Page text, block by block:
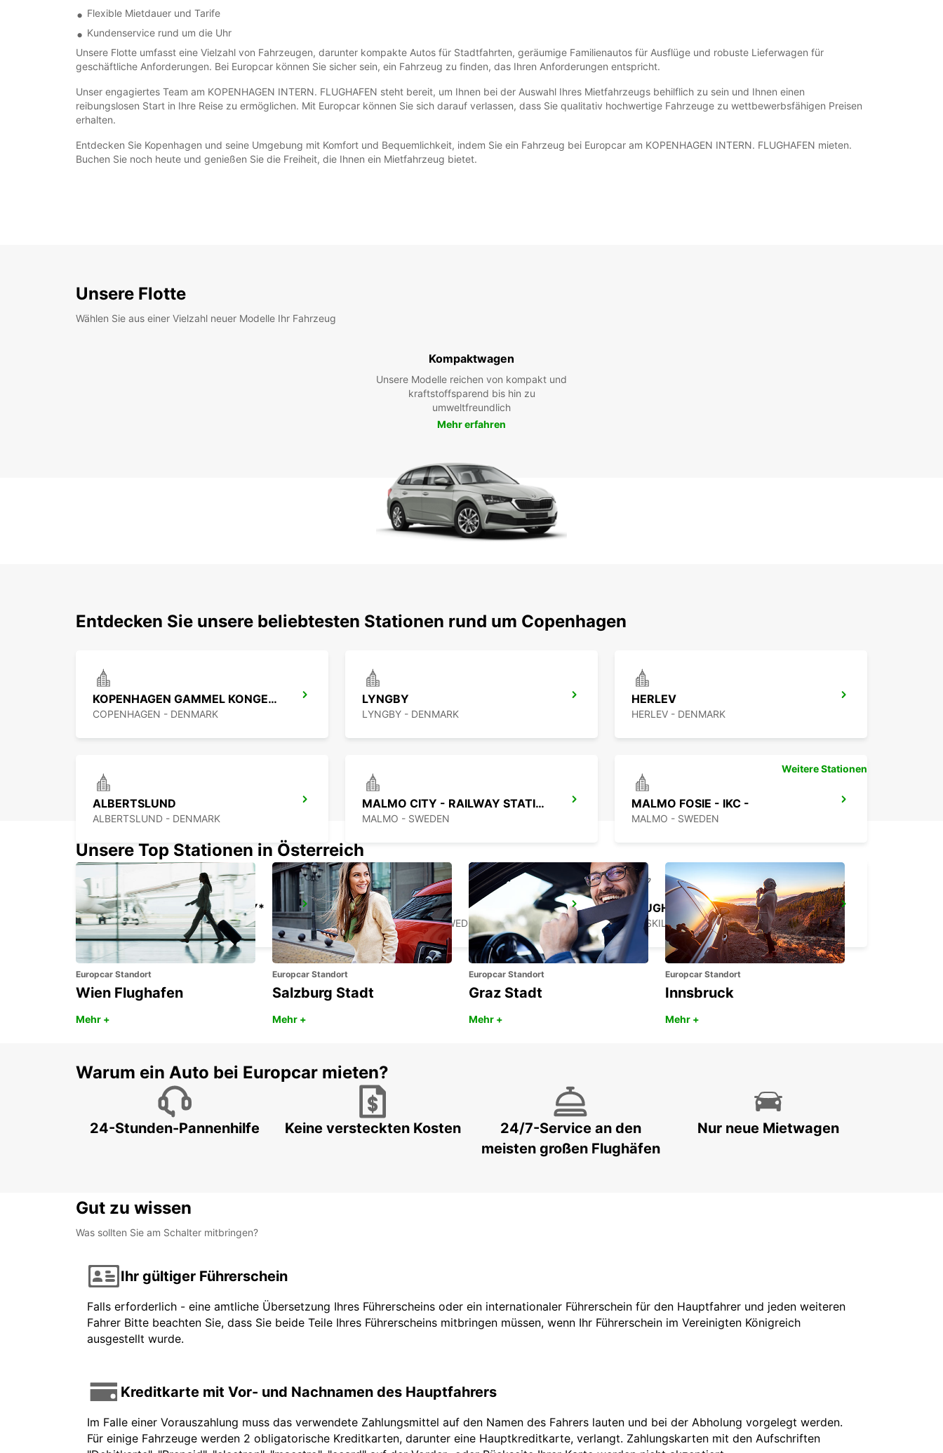
Flexible Mietdauer und Tarife
Kundenservice rund um die Uhr
Unsere Flotte umfasst eine Vielzahl von Fahrzeugen, darunter kompakte Autos für Stadtfahrten, geräumige Familienautos für Ausflüge und robuste Lieferwagen für
geschäftliche Anforderungen. Bei Europcar können Sie sicher sein, ein Fahrzeug zu finden, das Ihren Anforderungen entspricht.
Unser engagiertes Team am KOPENHAGEN INTERN. FLUGHAFEN steht bereit, um Ihnen bei der Auswahl Ihres Mietfahrzeugs behilflich zu sein und Ihnen einen
reibungslosen Start in Ihre Reise zu ermöglichen. Mit Europcar können Sie sich darauf verlassen, dass Sie qualitativ hochwertige Fahrzeuge zu wettbewerbsfähigen Preisen
erhalten.
Entdecken Sie Kopenhagen und seine Umgebung mit Komfort und Bequemlichkeit, indem Sie ein Fahrzeug bei Europcar am KOPENHAGEN INTERN. FLUGHAFEN mieten.
Buchen Sie noch heute und genießen Sie die Freiheit, die Ihnen ein Mietfahrzeug bietet.
Unsere Flotte
Wählen Sie aus einer Vielzahl neuer Modelle Ihr Fahrzeug
Kompaktwagen
Unsere Modelle reichen von kompakt und
kraftstoffsparend bis hin zu
umweltfreundlich
Mehr erfahren
Entdecken Sie unsere beliebtesten Stationen rund um Copenhagen
KOPENHAGEN GAMMEL KONGEVEJ
COPENHAGEN - DENMARK
LYNGBY
LYNGBY - DENMARK
HERLEV
HERLEV - DENMARK
ALBERTSLUND
ALBERTSLUND - DENMARK
MALMO CITY - RAILWAY STATION
MALMO - SWEDEN
MALMO FOSIE - IKC -
MALMO - SWEDEN
MALMO BULLTOFTA - IKC*RY*
MALMO - SWEDEN
LANDSKRONA
LANDSKRONA - SWEDEN
FLUGHAFEN ROSKILDE
ROSKILDE - DENMARK
Weitere Stationen
Unsere Top Stationen in Österreich
Europcar Standort
Wien Flughafen
Mehr +
Europcar Standort
Salzburg Stadt
Mehr +
Europcar Standort
Graz Stadt
Mehr +
Europcar Standort
Innsbruck
Mehr +
Warum ein Auto bei Europcar mieten?
24-Stunden-Pannenhilfe Keine versteckten Kosten
24/7-Service an den
meisten großen Flughäfen
Nur neue Mietwagen
Gut zu wissen
Was sollten Sie am Schalter mitbringen?
Ihr gültiger Führerschein
Falls erforderlich - eine amtliche Übersetzung Ihres Führerscheins oder ein internationaler Führerschein für den Hauptfahrer und jeden weiteren
Fahrer Bitte beachten Sie, dass Sie beide Teile Ihres Führerscheins mitbringen müssen, wenn Ihr Führerschein im Vereinigten Königreich
ausgestellt wurde.
Kreditkarte mit Vor- und Nachnamen des Hauptfahrers
Im Falle einer Vorauszahlung muss das verwendete Zahlungsmittel auf den Namen des Fahrers lauten und bei der Abholung vorgelegt werden.
Für einige Fahrzeuge werden 2 obligatorische Kreditkarten, darunter eine Hauptkreditkarte, verlangt. Zahlungskarten mit den Aufschriften